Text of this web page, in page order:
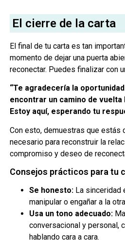
El cierre de la carta
El final de tu carta es tan
momento de dejar una puerta
reconectar. Puedes finalizar con
“Te agradecería la
encontrar un camino de vuelta
Estoy aquí, esperando tu
Con esto, demuestras que estás
necesario para reconstruir la
compromiso y deseo de
Consejos prácticos para tu
Se honesto: La sinceridad
manipular o engañar a la
Usa un tono adecuado:
conversacional y personal,
hablando cara a cara.